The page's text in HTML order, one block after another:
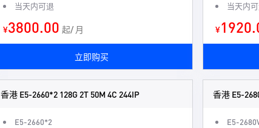
当天内可退
¥3800.00 起/ 月
立即购买
当天内
¥
香港 E5-2660*2 128G 2T 50M 4C 244IP
E5-2660*2
香港 E5-
E5-